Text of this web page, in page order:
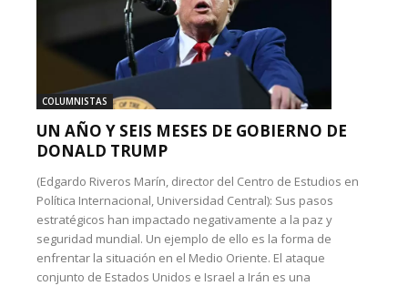
COLUMNISTAS
UN AÑO Y SEIS MESES DE GOBIERNO DE
DONALD TRUMP
(Edgardo Riveros Marín, director del Centro de Estudios en
Política Internacional, Universidad Central): Sus pasos
estratégicos han impactado negativamente a la paz y
seguridad mundial. Un ejemplo de ello es la forma de
enfrentar la situación en el Medio Oriente. El ataque
conjunto de Estados Unidos e Israel a Irán es una